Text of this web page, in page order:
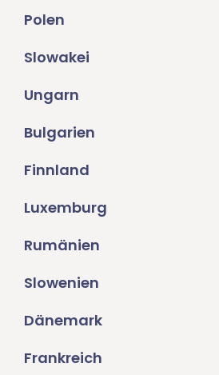
Polen
Slowakei
Ungarn
Bulgarien
Finnland
Luxemburg
Rumänien
Slowenien
Dänemark
Frankreich